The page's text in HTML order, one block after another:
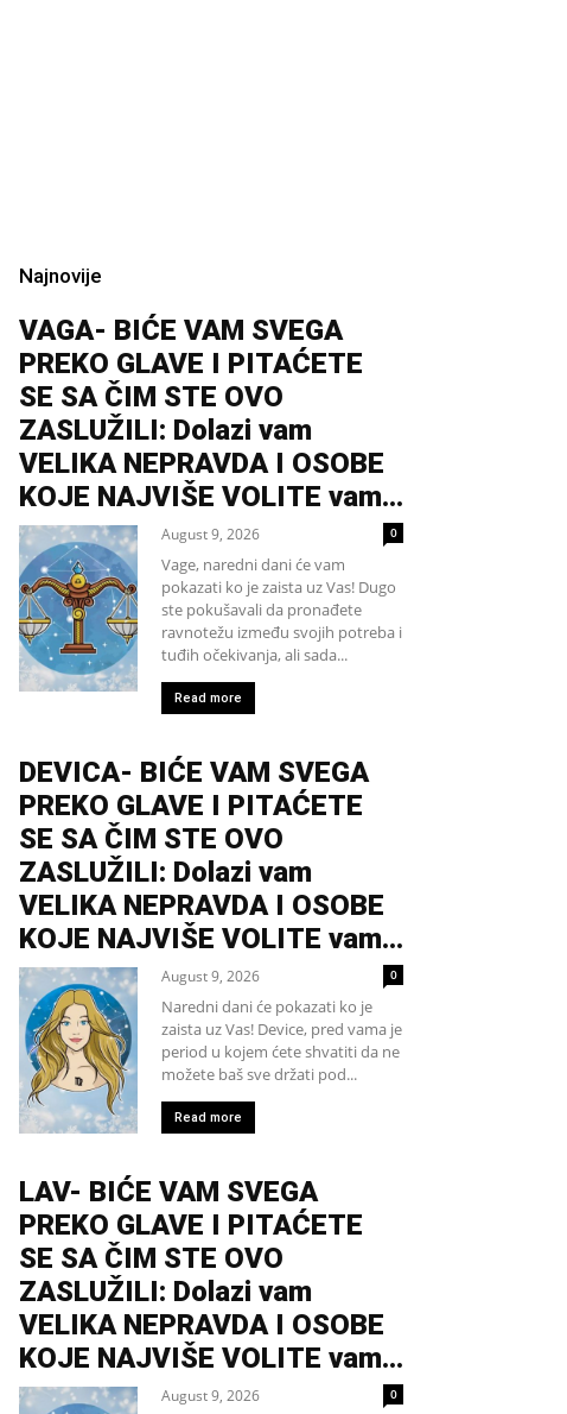
Najnovije
VAGA- BIĆE VAM SVEGA
PREKO GLAVE I PITAĆETE
SE SA ČIM STE OVO
ZASLUŽILI: Dolazi vam
VELIKA NEPRAVDA I OSOBE
KOJE NAJVIŠE VOLITE vam...
August 9, 2026 0
Vage, naredni dani će vam
pokazati ko je zaista uz Vas! Dugo
ste pokušavali da pronađete
ravnotežu između svojih potreba i
tuđih očekivanja, ali sada...
Read more
DEVICA- BIĆE VAM SVEGA
PREKO GLAVE I PITAĆETE
SE SA ČIM STE OVO
ZASLUŽILI: Dolazi vam
VELIKA NEPRAVDA I OSOBE
KOJE NAJVIŠE VOLITE vam...
August 9, 2026 0
Naredni dani će pokazati ko je
zaista uz Vas! Device, pred vama je
period u kojem ćete shvatiti da ne
možete baš sve držati pod...
Read more
LAV- BIĆE VAM SVEGA
PREKO GLAVE I PITAĆETE
SE SA ČIM STE OVO
ZASLUŽILI: Dolazi vam
VELIKA NEPRAVDA I OSOBE
KOJE NAJVIŠE VOLITE vam...
August 9, 2026 0